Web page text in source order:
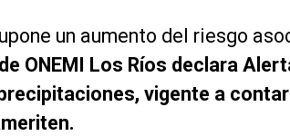
un aumento del riesgo
ONEMI Los Ríos declara
vigente a